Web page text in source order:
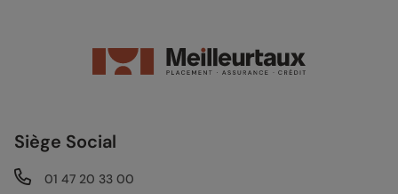
Siège Social
01 47 20 33 00